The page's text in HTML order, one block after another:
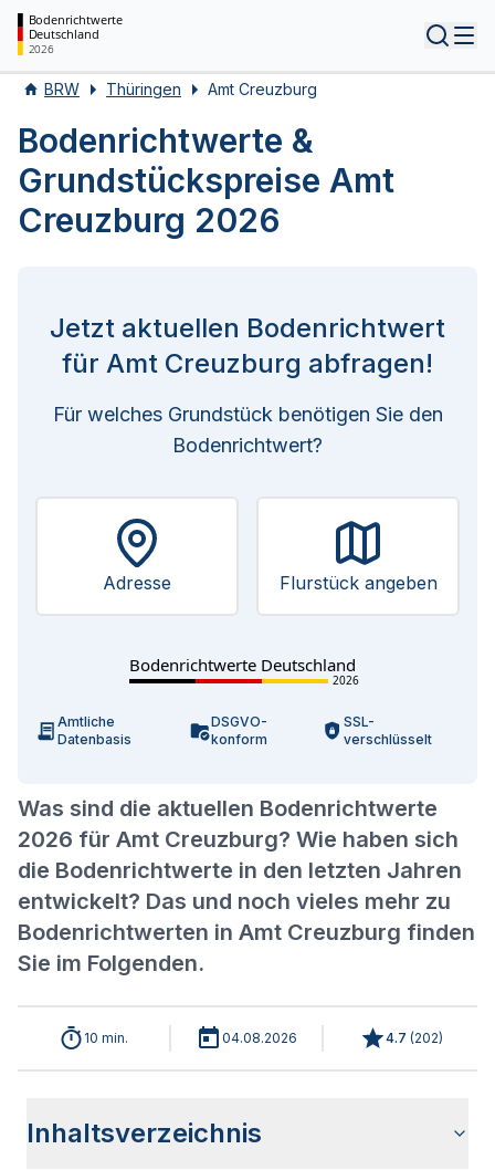
Bodenrichtwerte
Deutschland
2026
BRW Thüringen Amt Creuzburg
Bodenrichtwerte &
Grundstückspreise Amt
Creuzburg 2026
Was sind die aktuellen Bodenrichtwerte
2026 für Amt Creuzburg? Wie haben sich
die Bodenrichtwerte in den letzten Jahren
entwickelt? Das und noch vieles mehr zu
Bodenrichtwerten in Amt Creuzburg finden
Sie im Folgenden.
Jetzt aktuellen Bodenrichtwert
für Amt Creuzburg abfragen!
Für welches Grundstück benötigen Sie den
Bodenrichtwert?
Adresse Flurstück angeben
Bodenrichtwerte Deutschland
2026
Amtliche
Datenbasis
DSGVO-
konform
SSL-
verschlüsselt
10 min. 04.08.2026 4.7 (202)
Inhaltsverzeichnis